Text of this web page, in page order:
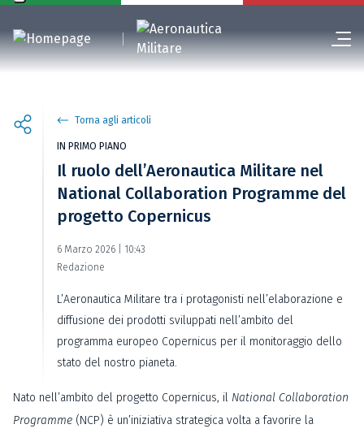
Torna agli articoli
IN PRIMO PIANO
Il ruolo dell’Aeronautica Militare nel
National Collaboration Programme del
progetto Copernicus
6 Marzo 2026 | 10:43
Redazione
L’Aeronautica Militare tra i protagonisti nell’elaborazione e
diffusione dei prodotti sviluppati nell’ambito del
programma europeo Copernicus per il monitoraggio dello
stato del nostro pianeta.
Nato nell’ambito del progetto Copernicus, il National Collaboration
Programme (NCP) è un’iniziativa strategica volta a favorire la